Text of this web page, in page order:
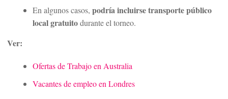
En algunos casos, podría incluirse transporte público
local gratuitodurante el torneo.
Ver:
Ofertas de Trabajo en Australia
Vacantes de empleo en Londres